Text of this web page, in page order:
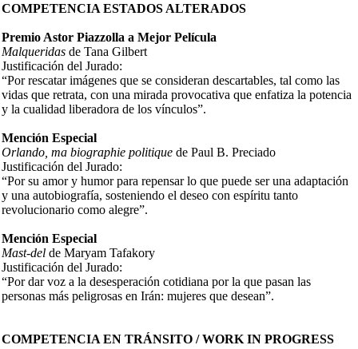
COMPETENCIA ESTADOS ALTERADOS
Premio Astor Piazzolla a Mejor Película
Malqueridas de Tana Gilbert
Justificación del Jurado:
“Por rescatar imágenes que se consideran descartables, tal como las
vidas que retrata, con una mirada provocativa que enfatiza la potencia
y la cualidad liberadora de los vínculos”.
Mención Especial
Orlando, ma biographie politique de Paul B. Preciado
Justificación del Jurado:
“Por su amor y humor para repensar lo que puede ser una adaptación
y una autobiografía, sosteniendo el deseo con espíritu tanto
revolucionario como alegre”.
Mención Especial
Mast-del de Maryam Tafakory
Justificación del Jurado:
“Por dar voz a la desesperación cotidiana por la que pasan las
personas más peligrosas en Irán: mujeres que desean”.
COMPETENCIA EN TRÁNSITO / WORK IN PROGRESS